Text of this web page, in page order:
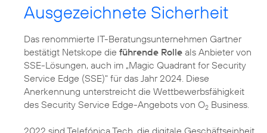
Ausgezeichnete Sicherheit
Das renommierte IT-Beratungsunternehmen Gartner
bestätigt Netskope die führende Rolle als Anbieter von
SSE-Lösungen, auch im „Magic Quadrant for Security
Service Edge (SSE)" für das Jahr 2024. Diese
Anerkennung unterstreicht die Wettbewerbsfähigkeit
des Security Service Edge-Angebots von O2 Business.
2022 sind Telefónica Tech, die digitale Geschäftseinheit